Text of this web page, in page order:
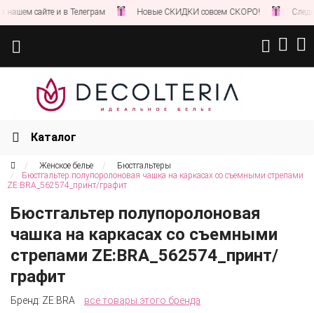
сайте и в Телеграм Новые СКИДКИ совсем СКОРО! Следите
Каталог
Женское белье
Бюстгальтеры
Бюстгальтер полупоролоновая чашка на каркасах со съемными стрепами
ZE:BRA_562574_принт/графит
Бюстгальтер полупоролоновая
чашка на каркасах со съемными
стрепами ZE:BRA_562574_принт/
графит
Бренд: ZE:BRA все товары этого бренда